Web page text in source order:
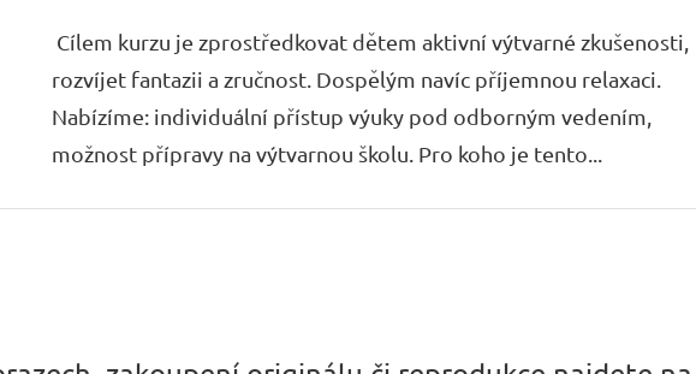
Cílem kurzu je zprostředkovat dětem aktivní výtvarné zkušenosti,
rozvíjet fantazii a zručnost. Dospělým navíc příjemnou relaxaci.
Nabízíme: individuální přístup výuky pod odborným vedením,
možnost přípravy na výtvarnou školu. Pro koho je tento...